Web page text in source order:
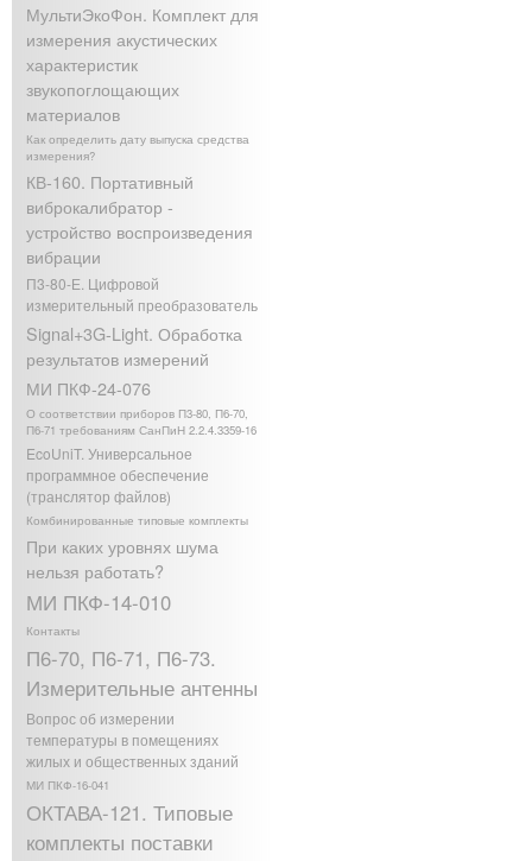
МультиЭкоФон. Комплект для
измерения акустических
характеристик
звукопоглощающих
материалов
Как определить дату выпуска средства
измерения?
КВ-160. Портативный
виброкалибратор -
устройство воспроизведения
вибрации
П3-80-Е. Цифровой
измерительный преобразователь
Signal+3G-Light. Обработка
результатов измерений
МИ ПКФ-24-076
О соответствии приборов П3-80, П6-70,
П6-71 требованиям СанПиН 2.2.4.3359-16
EcoUniT. Универсальное
программное обеспечение
(транслятор файлов)
Комбинированные типовые комплекты
При каких уровнях шума
нельзя работать?
МИ ПКФ-14-010
Контакты
П6-70, П6-71, П6-73.
Измерительные антенны
Вопрос об измерении
температуры в помещениях
жилых и общественных зданий
МИ ПКФ-16-041
ОКТАВА-121. Типовые
комплекты поставки